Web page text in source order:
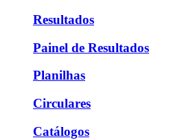
Resultados
Painel de Resultados
Planilhas
Circulares
Catálogos